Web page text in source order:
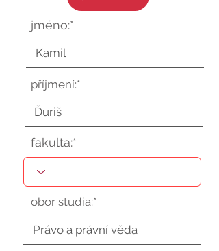
jméno:*
příjmení:*
fakulta:*
obor studia:*